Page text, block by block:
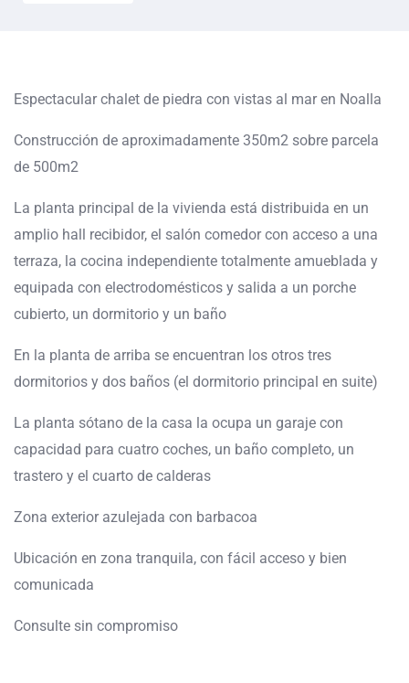
Espectacular chalet de piedra con vistas al mar en Noalla
Construcción de aproximadamente 350m2 sobre parcela
de 500m2
La planta principal de la vivienda está distribuida en un
amplio hall recibidor, el salón comedor con acceso a una
terraza, la cocina independiente totalmente amueblada y
equipada con electrodomésticos y salida a un porche
cubierto, un dormitorio y un baño
En la planta de arriba se encuentran los otros tres
dormitorios y dos baños (el dormitorio principal en suite)
La planta sótano de la casa la ocupa un garaje con
capacidad para cuatro coches, un baño completo, un
trastero y el cuarto de calderas
Zona exterior azulejada con barbacoa
Ubicación en zona tranquila, con fácil acceso y bien
comunicada
Consulte sin compromiso